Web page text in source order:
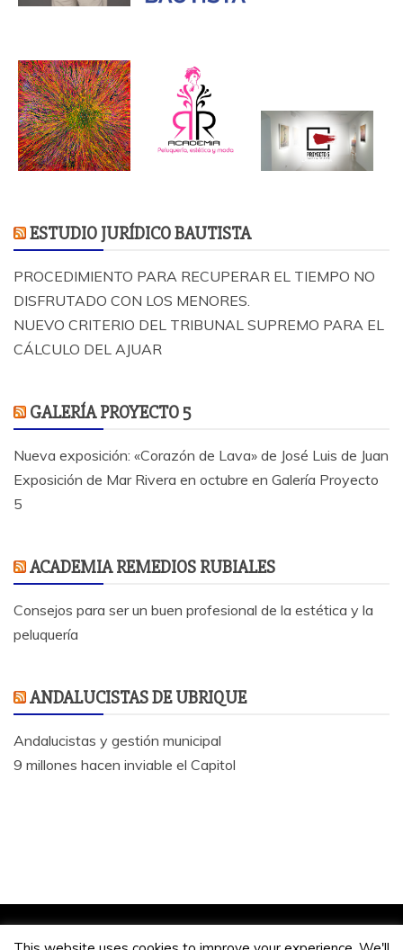
ESTUDIO JURÍDICO BAUTISTA
PROCEDIMIENTO PARA RECUPERAR EL TIEMPO NO
DISFRUTADO CON LOS MENORES.
NUEVO CRITERIO DEL TRIBUNAL SUPREMO PARA EL
CÁLCULO DEL AJUAR
GALERÍA PROYECTO 5
Nueva exposición: «Corazón de Lava» de José Luis de Juan
Exposición de Mar Rivera en octubre en Galería Proyecto
5
ACADEMIA REMEDIOS RUBIALES
Consejos para ser un buen profesional de la estética y la
peluquería
ANDALUCISTAS DE UBRIQUE
Andalucistas y gestión municipal
9 millones hacen inviable el Capitol
Jose Antonio Bautista 2020.